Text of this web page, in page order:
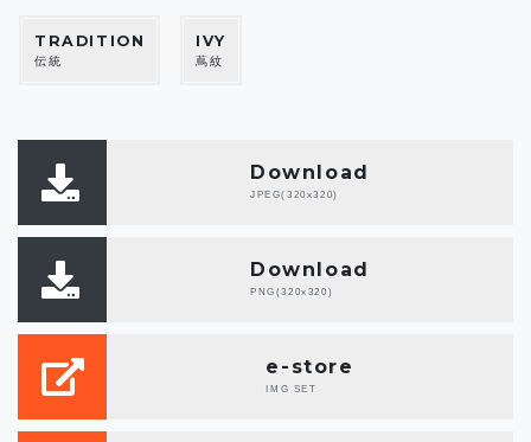
TRADITION
伝統
IVY
蔦紋
Download
JPEG(320x320)
Download
PNG(320x320)
e-store
IMG SET